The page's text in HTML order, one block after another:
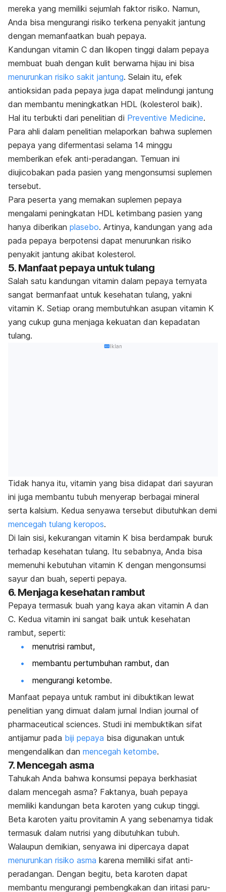
mereka yang memiliki sejumlah faktor risiko. Namun,
Anda bisa mengurangi risiko terkena penyakit jantung
dengan memanfaatkan buah pepaya.
Kandungan vitamin C dan likopen tinggi dalam pepaya
membuat buah dengan kulit berwarna hijau ini bisa
menurunkan risiko sakit jantung. Selain itu, efek
antioksidan pada pepaya juga dapat melindungi jantung
dan membantu meningkatkan HDL (kolesterol baik).
Hal itu terbukti dari penelitian di Preventive Medicine.
Para ahli dalam penelitian melaporkan bahwa suplemen
pepaya yang difermentasi selama 14 minggu
memberikan efek anti-peradangan. Temuan ini
diujicobakan pada pasien yang mengonsumsi suplemen
tersebut.
Para peserta yang memakan suplemen pepaya
mengalami peningkatan HDL ketimbang pasien yang
hanya diberikan plasebo. Artinya, kandungan yang ada
pada pepaya berpotensi dapat menurunkan risiko
penyakit jantung akibat kolesterol.
5. Manfaat pepaya untuk tulang
Salah satu kandungan vitamin dalam pepaya ternyata
sangat bermanfaat untuk kesehatan tulang, yakni
vitamin K. Setiap orang membutuhkan asupan vitamin K
yang cukup guna menjaga kekuatan dan kepadatan
tulang.
Iklan
Tidak hanya itu, vitamin yang bisa didapat dari sayuran
ini juga membantu tubuh menyerap berbagai mineral
serta kalsium. Kedua senyawa tersebut dibutuhkan demi
mencegah tulang keropos.
Di lain sisi, kekurangan vitamin K bisa berdampak buruk
terhadap kesehatan tulang. Itu sebabnya, Anda bisa
memenuhi kebutuhan vitamin K dengan mengonsumsi
sayur dan buah, seperti pepaya.
6. Menjaga kesehatan rambut
Pepaya termasuk buah yang kaya akan vitamin A dan
C. Kedua vitamin ini sangat baik untuk kesehatan
rambut, seperti:
menutrisi rambut,
membantu pertumbuhan rambut, dan
mengurangi ketombe.
Manfaat pepaya untuk rambut ini dibuktikan lewat
penelitian yang dimuat dalam jurnal Indian journal of
pharmaceutical sciences. Studi ini membuktikan sifat
antijamur pada biji pepaya bisa digunakan untuk
mengendalikan dan mencegah ketombe.
7. Mencegah asma
Tahukah Anda bahwa konsumsi pepaya berkhasiat
dalam mencegah asma? Faktanya, buah pepaya
memiliki kandungan beta karoten yang cukup tinggi.
Beta karoten yaitu provitamin A yang sebenarnya tidak
termasuk dalam nutrisi yang dibutuhkan tubuh.
Walaupun demikian, senyawa ini dipercaya dapat
menurunkan risiko asma karena memiliki sifat anti-
peradangan. Dengan begitu, beta karoten dapat
membantu mengurangi pembengkakan dan iritasi paru-